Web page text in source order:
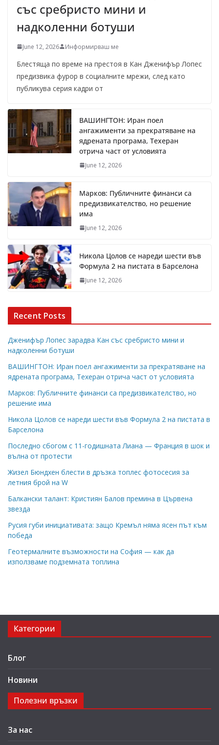
със сребристо мини и
надколенни ботуши
June 12, 2026 Информирваш ме
Блестяща по време на престоя в Кан Дженифър Лопес
предизвика фурор в социалните мрежи, след като
публикува серия кадри от
ВАШИНГТОН: Иран поел
ангажименти за прекратяване на
ядрената програма, Техеран
отрича част от условията
June 12, 2026
Марков: Публичните финанси са
предизвикателство, но решение
има
June 12, 2026
Никола Цолов се нареди шести във
Формула 2 на пистата в Барселона
June 12, 2026
Recent Posts
Дженифър Лопес зарадва Кан със сребристо мини и
надколенни ботуши
ВАШИНГТОН: Иран поел ангажименти за прекратяване на
ядрената програма, Техеран отрича част от условията
Марков: Публичните финанси са предизвикателство, но
решение има
Никола Цолов се нареди шести във Формула 2 на пистата в
Барселона
Последно сбогом с 11-годишната Лиана — Франция в шок и
вълна от протести
Жизел Бюндхен блести в дръзка топлес фотосесия за
летния брой на W
Балкански талант: Кристиян Балов премина в Цървена
звезда
Русия губи инициативата: защо Кремъл няма ясен път към
победа
Геотермалните възможности на София — как да
използваме подземната топлина
Категории
Блог
Новини
Полезни връзки
За нас